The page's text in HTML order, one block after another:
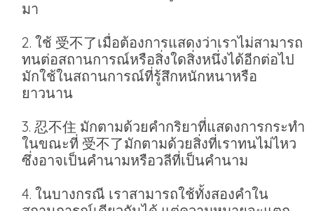
มา
ใช้ 受不了เมื่อต้องการแสดงว่าเราไม่สามารถ
ทนต่อสถานการณ์หรือสิ่งใดสิ่งหนึ่งได้อีกต่อไป
มักใช้ในสถานการณ์ที่รู้สึกหนักหนาหรือ
ยาวนาน
忍不住 มักตามด้วยคำกริยาที่แสดงการกระทำ
ในขณะที่ 受不了มักตามด้วยสิ่งที่เราทนไม่ไหว
ซึ่งอาจเป็นคำนามหรือวลีที่เป็นคำนาม
ในบางกรณี เราสามารถใช้ทั้งสองคำใน